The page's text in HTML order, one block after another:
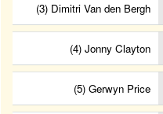
(3) Dimitri Van den Bergh
(4) Jonny Clayton
(5) Gerwyn Price